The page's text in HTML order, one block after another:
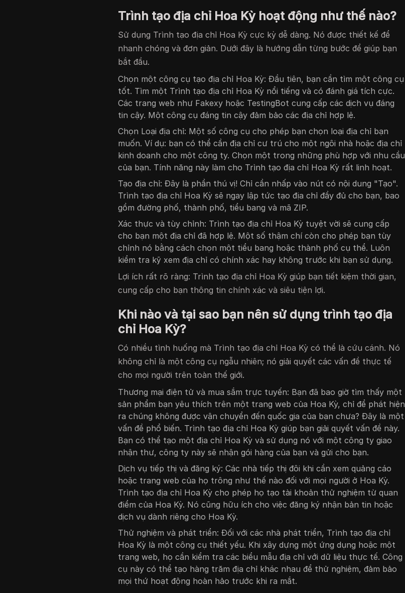
Trình tạo địa chỉ Hoa Kỳ hoạt động như thế nào?
Sử dụng Trình tạo địa chỉ Hoa Kỳ cực kỳ dễ dàng. Nó được thiết kế để
nhanh chóng và đơn giản. Dưới đây là hướng dẫn từng bước để giúp bạn
bắt đầu.
Chọn một công cụ tạo địa chỉ Hoa Kỳ: Đầu tiên, bạn cần tìm một công cụ
tốt. Tìm một Trình tạo địa chỉ Hoa Kỳ nổi tiếng và có đánh giá tích cực.
Các trang web như Fakexy hoặc TestingBot cung cấp các dịch vụ đáng
tin cậy. Một công cụ đáng tin cậy đảm bảo các địa chỉ hợp lệ.
Chọn Loại địa chỉ: Một số công cụ cho phép bạn chọn loại địa chỉ bạn
muốn. Ví dụ: bạn có thể cần địa chỉ cư trú cho một ngôi nhà hoặc địa chỉ
kinh doanh cho một công ty. Chọn một trong những phù hợp với nhu cầu
của bạn. Tính năng này làm cho Trình tạo địa chỉ Hoa Kỳ rất linh hoạt.
Tạo địa chỉ: Đây là phần thú vị! Chỉ cần nhấp vào nút có nội dung "Tạo".
Trình tạo địa chỉ Hoa Kỳ sẽ ngay lập tức tạo địa chỉ đầy đủ cho bạn, bao
gồm đường phố, thành phố, tiểu bang và mã ZIP.
Xác thực và tùy chỉnh: Trình tạo địa chỉ Hoa Kỳ tuyệt vời sẽ cung cấp
cho bạn một địa chỉ đã hợp lệ. Một số thậm chí còn cho phép bạn tùy
chỉnh nó bằng cách chọn một tiểu bang hoặc thành phố cụ thể. Luôn
kiểm tra kỹ xem địa chỉ có chính xác hay không trước khi bạn sử dụng.
Lợi ích rất rõ ràng: Trình tạo địa chỉ Hoa Kỳ giúp bạn tiết kiệm thời gian,
cung cấp cho bạn thông tin chính xác và siêu tiện lợi.
Khi nào và tại sao bạn nên sử dụng trình tạo địa
chỉ Hoa Kỳ?
Có nhiều tình huống mà Trình tạo địa chỉ Hoa Kỳ có thể là cứu cánh. Nó
không chỉ là một công cụ ngẫu nhiên; nó giải quyết các vấn đề thực tế
cho mọi người trên toàn thế giới.
Thương mại điện tử và mua sắm trực tuyến: Bạn đã bao giờ tìm thấy một
sản phẩm bạn yêu thích trên một trang web của Hoa Kỳ, chỉ để phát hiện
ra chúng không được vận chuyển đến quốc gia của bạn chưa? Đây là một
vấn đề phổ biến. Trình tạo địa chỉ Hoa Kỳ giúp bạn giải quyết vấn đề này.
Bạn có thể tạo một địa chỉ Hoa Kỳ và sử dụng nó với một công ty giao
nhận thư, công ty này sẽ nhận gói hàng của bạn và gửi cho bạn.
Dịch vụ tiếp thị và đăng ký: Các nhà tiếp thị đôi khi cần xem quảng cáo
hoặc trang web của họ trông như thế nào đối với mọi người ở Hoa Kỳ.
Trình tạo địa chỉ Hoa Kỳ cho phép họ tạo tài khoản thử nghiệm từ quan
điểm của Hoa Kỳ. Nó cũng hữu ích cho việc đăng ký nhận bản tin hoặc
dịch vụ dành riêng cho Hoa Kỳ.
Thử nghiệm và phát triển: Đối với các nhà phát triển, Trình tạo địa chỉ
Hoa Kỳ là một công cụ thiết yếu. Khi xây dựng một ứng dụng hoặc một
trang web, họ cần kiểm tra các biểu mẫu địa chỉ với dữ liệu thực tế. Công
cụ này có thể tạo hàng trăm địa chỉ khác nhau để thử nghiệm, đảm bảo
mọi thứ hoạt động hoàn hảo trước khi ra mắt.